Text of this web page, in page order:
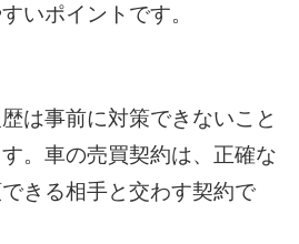
いポイントです。
は事前に対策できないこと
。車の売買契約は、正確な
きる相手と交わす契約で